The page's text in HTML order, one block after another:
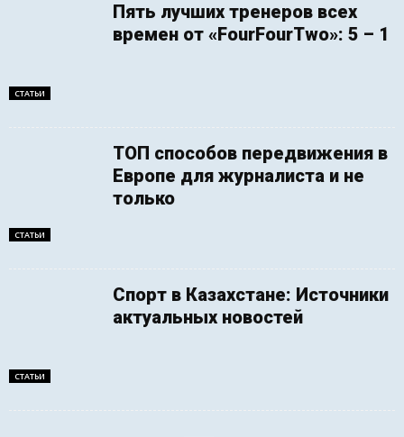
СТАТЬИ
Пять лучших тренеров всех
времен от «FourFourTwo»: 5 – 1
СТАТЬИ
ТОП способов передвижения в
Европе для журналиста и не
только
СТАТЬИ
Спорт в Казахстане: Источники
актуальных новостей